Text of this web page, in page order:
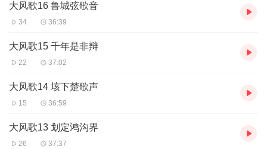
大风歌16 鲁城弦歌音
34 36:39
大风歌15 千年是非辩
22 37:02
大风歌14 垓下楚歌声
15 36:59
大风歌13 划定鸿沟界
26 37:37